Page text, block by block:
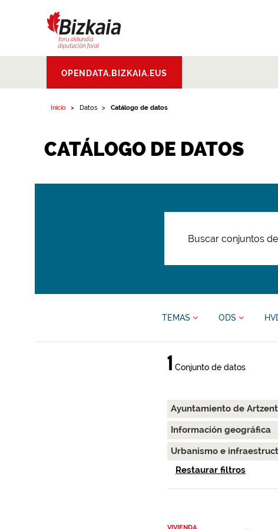
Aldundia.Diputacion
Foral de Bizkaia
OPENDATA.BIZKAIA.EUS
Inicio Datos Catálogo de datos
CATÁLOGO DE DATOS
TEMAS ODS
1 Conjunto de datos
Ayuntamiento de
Información geográfica
Urbanismo e
Restaurar filtros